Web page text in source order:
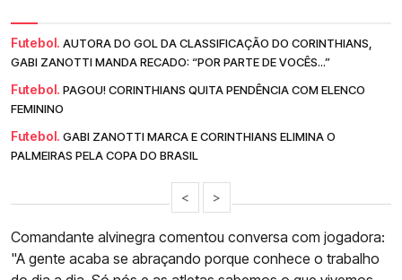
Futebol. AUTORA DO GOL DA CLASSIFICAÇÃO DO CORINTHIANS,
GABI ZANOTTI MANDA RECADO: “POR PARTE DE VOCÊS...”
Futebol. PAGOU! CORINTHIANS QUITA PENDÊNCIA COM ELENCO
FEMININO
Futebol. GABI ZANOTTI MARCA E CORINTHIANS ELIMINA O
PALMEIRAS PELA COPA DO BRASIL
< >
Comandante alvinegra comentou conversa com jogadora:
"A gente acaba se abraçando porque conhece o trabalho